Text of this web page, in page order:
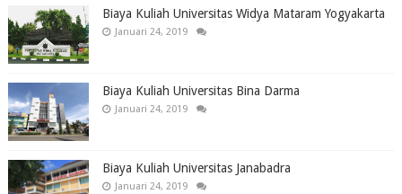
Biaya Kuliah Universitas Widya Mataram Yogyakarta
Januari 24, 2019
Biaya Kuliah Universitas Bina Darma
Januari 24, 2019
Biaya Kuliah Universitas Janabadra
Januari 24, 2019